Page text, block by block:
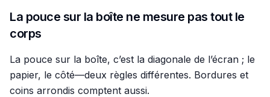
La pouce sur la boîte ne mesure pas tout le
corps
La pouce sur la boîte, c’est la diagonale de l’écran ; le
papier, le côté—deux règles différentes. Bordures et
coins arrondis comptent aussi.